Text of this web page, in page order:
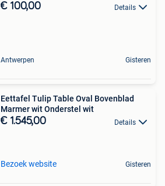
€ 100,00 Details
Antwerpen Gisteren
Eettafel Tulip Table Oval Bovenblad
Marmer wit Onderstel wit
€ 1.545,00 Details
Bezoek website Gisteren